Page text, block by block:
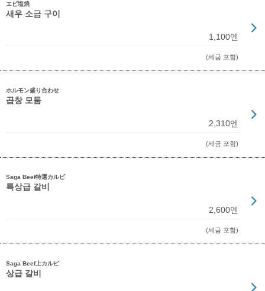
エビ塩焼
새우 소금 구이
1,100엔
(세금 포함)
ホルモン盛り合わせ
곱창 모둠
2,310엔
(세금 포함)
Saga Beef特選カルビ
특상급 갈비
2,600엔
(세금 포함)
Saga Beef上カルビ
상급 갈비